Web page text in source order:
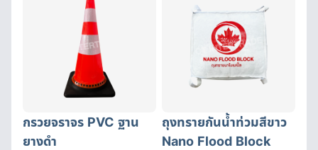
กรวยจราจร PVC ฐาน
ยางดำ
ถุงทรายกันน้ำท่วมสีขาว
Nano Flood Block